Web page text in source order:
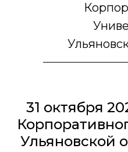
31 октября
Ульяновской